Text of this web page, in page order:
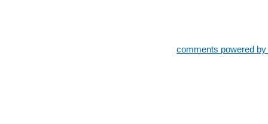
comments powered